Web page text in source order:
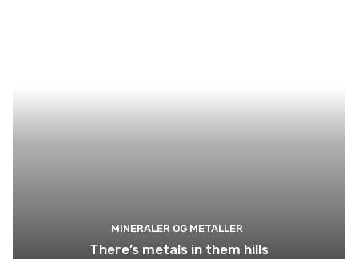
MINERALER OG METALLER
There’s metals in them hills